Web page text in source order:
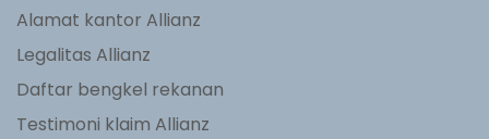
Alamat kantor Allianz
Legalitas Allianz
Daftar bengkel rekanan
Testimoni klaim Allianz